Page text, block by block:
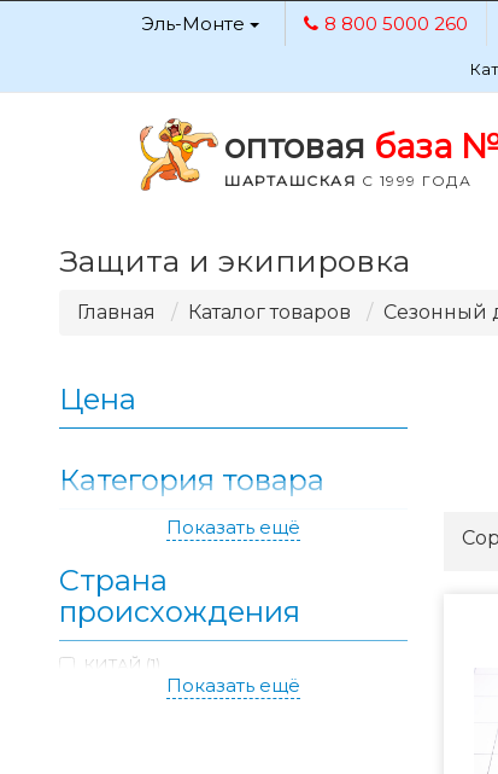
Эль-Монте 8 800 5000 260
оптовая база
ШАРТАШСКАЯ С 1999 ГОДА
Защита и экипировка
Главная Каталог товаров Сезонный
Цена
298.81 Применить
Категория товара
Показать ещё
Страна
происхождения
КИТАЙ (1)
Показать ещё